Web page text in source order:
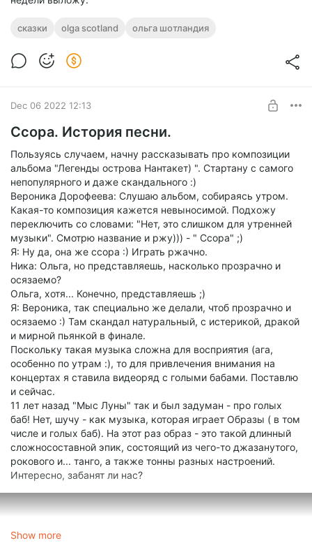
Яблоневый сад, девочка и туман
Веселая старуха и медведь 4:01
сказки olga scotland ольга шотландия
Dec 06 2022 12:13
Ссора. История песни.
Пользуясь случаем, начну рассказывать про композиции
альбома "Легенды острова Нантакет) ". Стартану с самого
непопулярного и даже скандального :)
Вероника Дорофеева: Слушаю альбом, собираясь утром.
Какая-то композиция кажется невыносимой. Подхожу
переключить со словами: "Нет, это слишком для утренней
музыки". Смотрю название и ржу))) - " Ссора" ;)
Я: Ну да, она же ссора :) Играть ржачно.
Ника: Ольга, но представляешь, насколько прозрачно и
осязаемо?
Ольга, хотя... Конечно, представляешь ;)
Я: Вероника, так специально же делали, чтоб прозрачно и
осязаемо :) Там скандал натуральный, с истерикой, дракой
и мирной пьянкой в финале.
Поскольку такая музыка сложна для восприятия (ага,
особенно по утрам :), то для привлечения внимания на
концертах я ставила видеоряд с голыми бабами. Поставлю
и сейчас.
11 лет назад "Мыс Луны" так и был задуман - про голых
баб! Нет, шучу - как музыка, которая играет Образы ( в том
числе и голых баб). На этот раз образ - это такой длинный
сложносоставной эпик, состоящий из чего-то джазанутого,
рокового и... танго, а также тонны разных настроений.
Интересно, забанят ли нас?
Show more